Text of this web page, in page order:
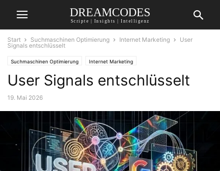
DREAMCODES
Scripte | Insights | Intelligenz
Start Suchmaschinen Optimierung Internet Marketing
User
Signals entschlüsselt
Suchmaschinen Optimierung Internet Marketing
User Signals entschlüsselt
19. Mai 2026